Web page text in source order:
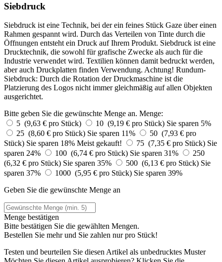
Siebdruck
Siebdruck ist eine Technik, bei der ein feines Stück Gaze über einen
Rahmen gespannt wird. Durch das Verteilen von Tinte durch die
Öffnungen entsteht ein Druck auf Ihrem Produkt. Siebdruck ist eine
Drucktechnik, die sowohl für grafische Zwecke als auch für die
Industrie verwendet wird. Textilien können damit bedruckt werden,
aber auch Druckplatten finden Verwendung. Achtung! Rundum-
Siebdruck: Durch die Rotation der Druckmaschine ist die
Platzierung des Logos nicht immer gleichmäßig auf allen Objekten
ausgerichtet.
Bitte geben Sie die gewünschte Menge an. Menge:
5 (9,63 € pro Stück)
10 (9,19 € pro Stück) Sie sparen 5%
25 (8,60 € pro Stück) Sie sparen 11%
50 (7,93 € pro
Stück) Sie sparen 18% Meist gekauft! 75 (7,35 € pro Stück) Sie
sparen 24%
100 (6,74 € pro Stück) Sie sparen 31%
250
(6,32 € pro Stück) Sie sparen 35% 500 (6,13 € pro Stück) Sie
sparen 37%
1000 (5,95 € pro Stück) Sie sparen 39%
Geben Sie die gewünschte Menge an
Menge bestätigen
Bitte bestätigen Sie die gewählten Mengen.
Bestellen Sie mehr und Sie zahlen nurpro Stück!
Testen und beurteilen Sie diesen Artikel als unbedrucktes Muster